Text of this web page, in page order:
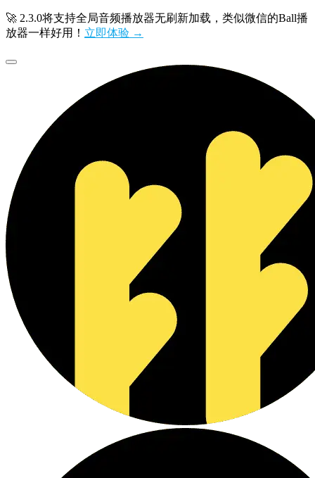
🚀 2.3.0将支持全局音频播放器无刷新加载，类似微信的Ball播
放器一样好用！ 立即体验 →